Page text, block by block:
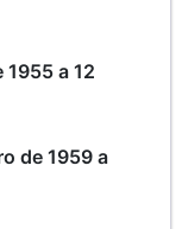
1955 a 12
de 1959 a